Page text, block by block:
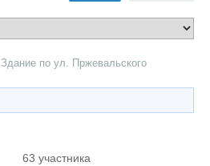
Здание по ул. Пржевальского
63 участника